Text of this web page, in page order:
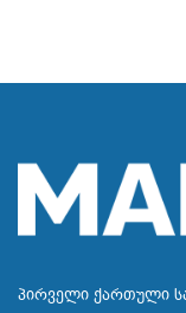
პირველი ქართული